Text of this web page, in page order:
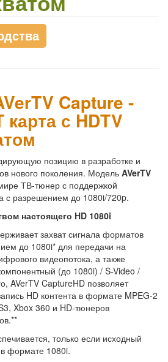
Capture -
карта с HDTV
позицию в разработке и
нового поколения. Модель AVerTV
ТВ-тюнер с поддержкой
с разрешением до 1080i/720p.
настоящего HD 1080i
захват сигнала форматов
до 1080i* для передачи на
видеопотока, а также
(до 1080i) / S-Video /
AVerTV CaptureHD позволяет
HD контента в формате MPEG-2
Xbox 360 и HD-тюнеров
только если исходный
в формате 1080i.